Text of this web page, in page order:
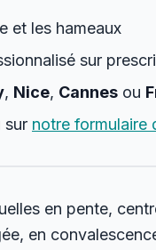
et les hameaux
sur
, Nice, Cannes ou
sur notre formulaire
en pente,
en